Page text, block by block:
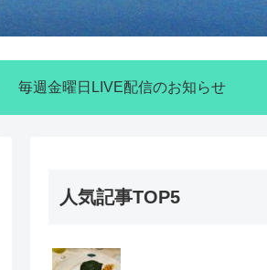
毎週金曜日LIVE配信のお知らせ
人気記事TOP5